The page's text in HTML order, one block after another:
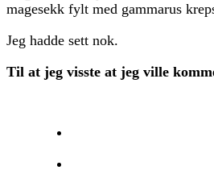
magesekk fylt med gammarus
Jeg hadde sett nok.
Til at jeg visste at jeg ville